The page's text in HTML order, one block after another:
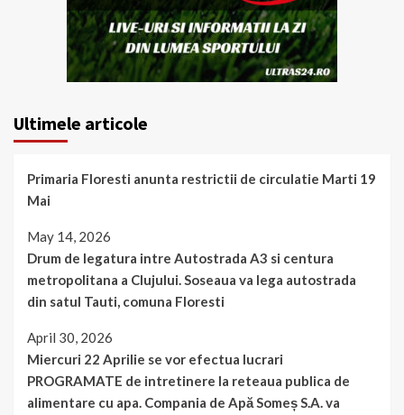
Ultimele articole
Primaria Floresti anunta restrictii de circulatie Marti 19
Mai
May 14, 2026
Drum de legatura intre Autostrada A3 si centura
metropolitana a Clujului. Soseaua va lega autostrada
din satul Tauti, comuna Floresti
April 30, 2026
Miercuri 22 Aprilie se vor efectua lucrari
PROGRAMATE de intretinere la reteaua publica de
alimentare cu apa. Compania de Apă Someș S.A. va